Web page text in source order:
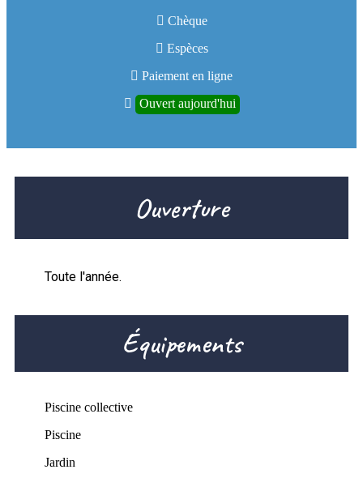
Chèque
Espèces
Paiement en ligne
Ouvert aujourd'hui
Ouverture
Toute l'année.
Équipements
Piscine collective
Piscine
Jardin